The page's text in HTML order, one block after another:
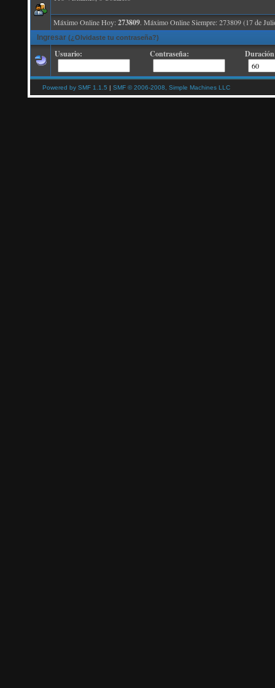
Máximo Online Hoy:273809. Máximo Online Siempre: 273809 (17 de
Ingresar (¿Olvidaste tu contraseña?)
Usuario: Contraseña:
Powered by SMF 1.1.5 | SMF © 2006-2008, Simple Machines LLC